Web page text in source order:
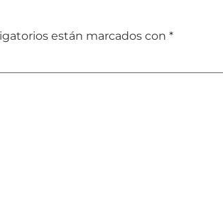
están marcados con *